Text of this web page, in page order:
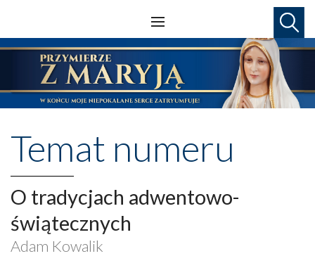
Temat numeru
O tradycjach adwentowo-
świątecznych
Adam Kowalik